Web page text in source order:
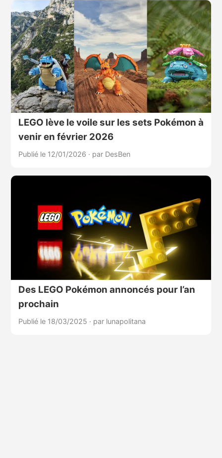
LEGO lève le voile sur les sets Pokémon à
venir en février 2026
Publié le 12/01/2026 · par DesBen
Des LEGO Pokémon annoncés pour l’an
prochain
Publié le 18/03/2025 · par lunapolitana